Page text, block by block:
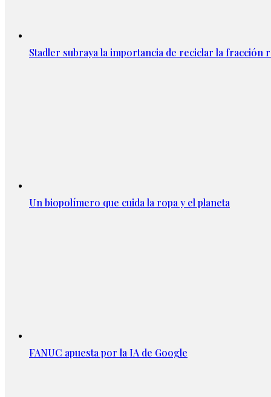
Stadler subraya la importancia de reciclar la fracción
Un biopolímero que cuida la ropa y el planeta
FANUC apuesta por la IA de Google